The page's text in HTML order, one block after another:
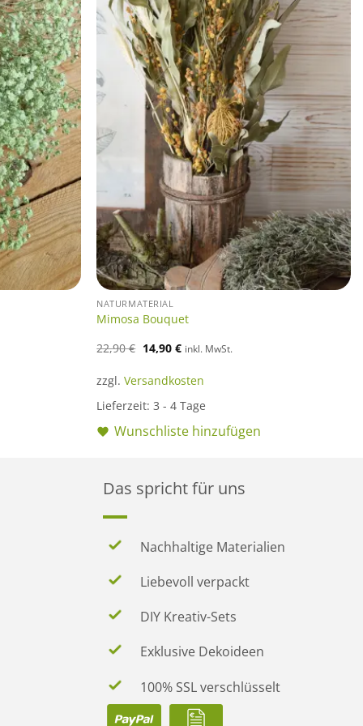
NATURMATERIAL
Mimosa Bouquet
22,90€ Ursprünglicher
Preis
22,90 €
14,90 €Aktueller
14,90 €.
inkl. MwSt.
zzgl.Versandkosten
Lieferzeit:3 - 4 Tage
Wunschliste hinzufügen
Das spricht für uns
Nachhaltige Materialien
Liebevoll verpackt
DIY Kreativ-Sets
Exklusive Dekoideen
100% SSL verschlüsselt